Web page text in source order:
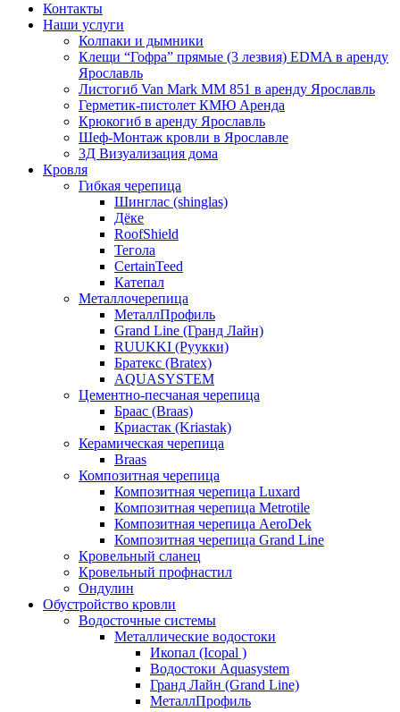
Контакты
Наши услуги
Колпаки и дымники
Клещи “Гофра” прямые (3 лезвия) EDMA в аренду
Ярославль
Листогиб Van Mark MM 851 в аренду Ярославль
Герметик-пистолет КМЮ Аренда
Крюкогиб в аренду Ярославль
Шеф-Монтаж кровли в Ярославле
3Д Визуализация дома
Кровля
Гибкая черепица
Шинглас (shinglas)
Дёке
RoofShield
Тегола
CertainTeed
Катепал
Металлочерепица
МеталлПрофиль
Grand Line (Гранд Лайн)
RUUKKI (Руукки)
Братекс (Bratex)
AQUASYSTEM
Цементно-песчаная черепица
Браас (Braas)
Криастак (Kriastak)
Керамическая черепица
Braas
Композитная черепица
Композитная черепица Luxard
Композитная черепица Metrotile
Композитная черепица AeroDek
Композитная черепица Grand Line
Кровельный сланец
Кровельный профнастил
Ондулин
Обустройство кровли
Водосточные системы
Металлические водостоки
Икопал (Icopal )
Водостоки Aquasystem
Гранд Лайн (Grand Line)
МеталлПрофиль